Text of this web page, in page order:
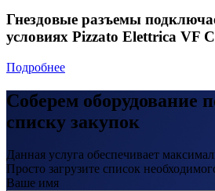
Гнездовые разъемы
условиях Pizzato Elettrica VF
Подробнее
Соберем оборудование
списку закупок
Данная услуга обеспечивает
Просто загрузите список
Ваше имя